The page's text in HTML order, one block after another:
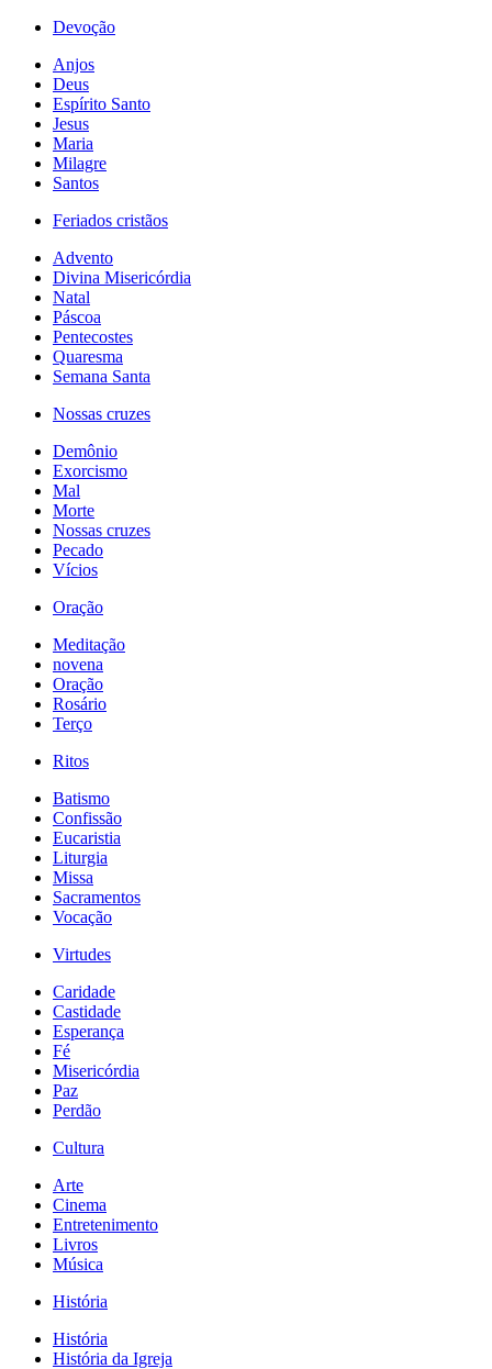
Devoção
Anjos
Deus
Espírito Santo
Jesus
Maria
Milagre
Santos
Feriados cristãos
Advento
Divina Misericórdia
Natal
Páscoa
Pentecostes
Quaresma
Semana Santa
Nossas cruzes
Demônio
Exorcismo
Mal
Morte
Nossas cruzes
Pecado
Vícios
Oração
Meditação
novena
Oração
Rosário
Terço
Ritos
Batismo
Confissão
Eucaristia
Liturgia
Missa
Sacramentos
Vocação
Virtudes
Caridade
Castidade
Esperança
Fé
Misericórdia
Paz
Perdão
Cultura
Arte
Cinema
Entretenimento
Livros
Música
História
História
História da Igreja